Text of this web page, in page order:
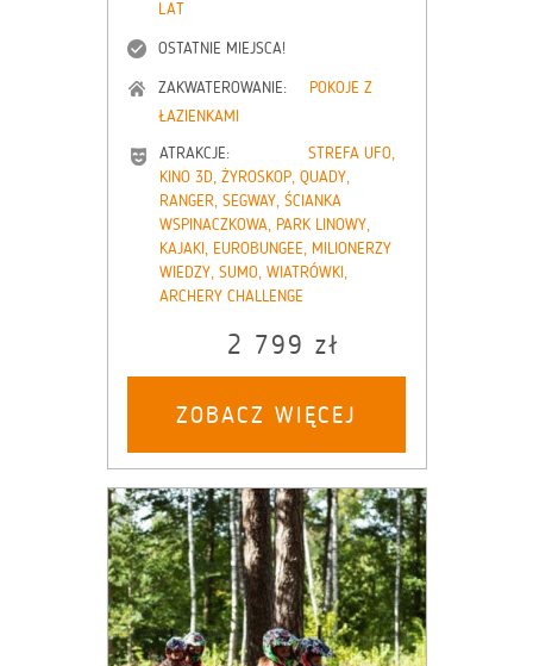
LAT
OSTATNIE MIEJSCA!
ZAKWATEROWANIE:
POKOJE Z
ŁAZIENKAMI
ATRAKCJE:
STREFA UFO,
KINO 3D, ŻYROSKOP, QUADY,
RANGER, SEGWAY, ŚCIANKA
WSPINACZKOWA, PARK LINOWY,
KAJAKI, EUROBUNGEE, MILIONERZY
WIEDZY, SUMO, WIATRÓWKI,
ARCHERY CHALLENGE
2 799 zł
ZOBACZ WIĘCEJ